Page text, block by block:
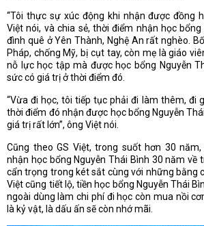
“Tôi thực sự xúc động khi nhận được đồng
Việt nói, và chia sẻ, thời điểm nhận học
đình quê ở Yên Thành, Nghệ An rất nghèo.
Pháp, chống Mỹ, bị cụt tay, còn mẹ là giáo
nỗ lực học tập mà được học bổng Nguyễn
sức có giá trị ở thời điểm đó.
“Vừa đi học, tôi tiếp tục phải đi làm thêm, đi
thời điểm đó nhận được học bổng Nguyễn
giá trị rất lớn”, ông Việt nói.
Cũng theo GS Việt, trong suốt hơn 30
nhận học bổng Nguyễn Thái Bình 30 năm
cẩn trọng trong két sắt cùng với những bằng
Việt cũng tiết lộ, tiền học bổng Nguyễn Thái
ngoài dùng làm chi phí đi học còn mua nồi
là kỷ vật, là dấu ấn sẽ còn nhớ mãi.